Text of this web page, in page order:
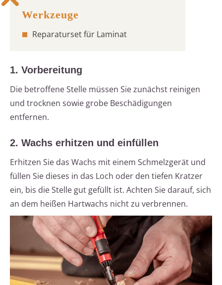
Reparaturset für Laminat
1. Vorbereitung
Die betroffene Stelle müssen Sie zunächst reinigen
und trocknen sowie grobe Beschädigungen
entfernen.
2. Wachs erhitzen und einfüllen
Erhitzen Sie das Wachs mit einem Schmelzgerät und
füllen Sie dieses in das Loch oder den tiefen Kratzer
ein, bis die Stelle gut gefüllt ist. Achten Sie darauf, sich
an dem heißen Hartwachs nicht zu verbrennen.